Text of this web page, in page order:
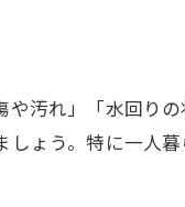
汚れ」「水回り
ょう。特に一人